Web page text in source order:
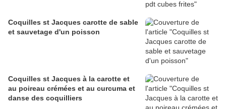
Coquilles st Jacques carotte de sable
et sauvetage d'un poisson
Coquilles st Jacques à la carotte et
au poireau crémées et au curcuma et
danse des coquilliers